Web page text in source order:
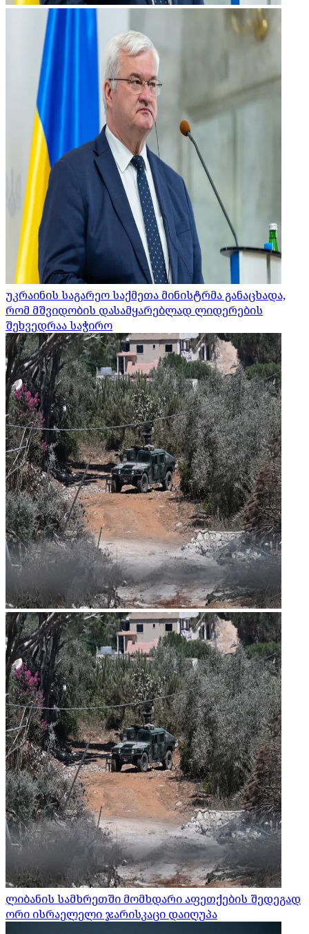
უკრაინის საგარეო საქმეთა მინისტრმა განაცხადა,
რომ მშვიდობის დასამყარებლად ლიდერების
შეხვედრაა საჭირო
ლიბანის სამხრეთში მომხდარი აფეთქების შედეგად
ორი ისრაელელი ჯარისკაცი დაიღუპა